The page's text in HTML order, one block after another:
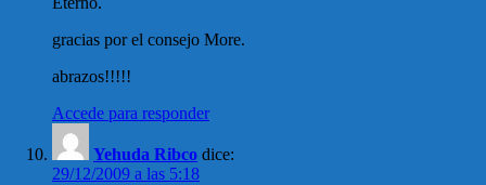
gracias por el consejo More.
abrazos!!!!!
Accede para responder
Yehuda Ribco dice:
29/12/2009 a las 5:18